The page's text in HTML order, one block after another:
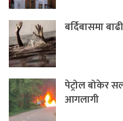
बर्दिबासमा
पेट्रोल बोकेर
आगलागी